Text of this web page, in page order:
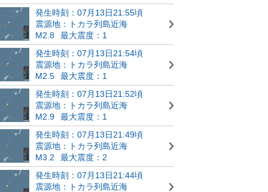
発生時刻：07月13日21:55頃
震源地：トカラ列島近海
M2.8
最大震度：1
発生時刻：07月13日21:54頃
震源地：トカラ列島近海
M2.5
最大震度：1
発生時刻：07月13日21:52頃
震源地：トカラ列島近海
M2.9
最大震度：1
発生時刻：07月13日21:49頃
震源地：トカラ列島近海
M3.2
最大震度：2
発生時刻：07月13日21:44頃
震源地：トカラ列島近海